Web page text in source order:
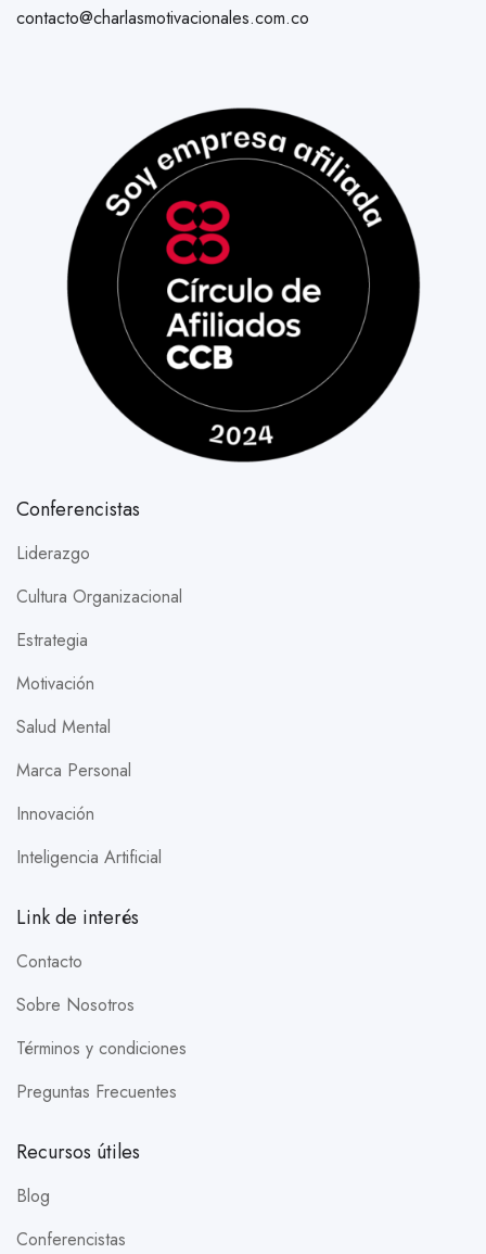
contacto@charlasmotivacionales.com.co
Conferencistas
Liderazgo
Cultura Organizacional
Estrategia
Motivación
Salud Mental
Marca Personal
Innovación
Inteligencia Artificial
Link de interés
Contacto
Sobre Nosotros
Términos y condiciones
Preguntas Frecuentes
Recursos útiles
Blog
Conferencistas